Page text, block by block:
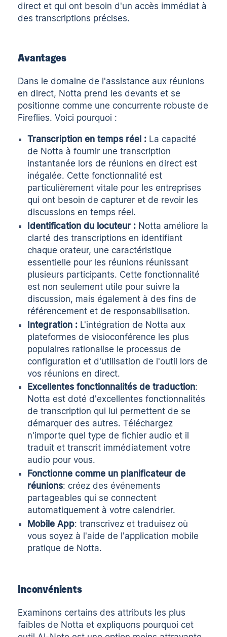
direct et qui ont besoin d'un accès immédiat à
des transcriptions précises.
Avantages
Dans le domaine de l'assistance aux réunions
en direct, Notta prend les devants et se
positionne comme une concurrente robuste de
Fireflies. Voici pourquoi :
Transcription en temps réel : La capacité
de Notta à fournir une transcription
instantanée lors de réunions en direct est
inégalée. Cette fonctionnalité est
particulièrement vitale pour les entreprises
qui ont besoin de capturer et de revoir les
discussions en temps réel.
Identification du locuteur : Notta améliore la
clarté des transcriptions en identifiant
chaque orateur, une caractéristique
essentielle pour les réunions réunissant
plusieurs participants. Cette fonctionnalité
est non seulement utile pour suivre la
discussion, mais également à des fins de
référencement et de responsabilisation.
Integration : L'intégration de Notta aux
plateformes de visioconférence les plus
populaires rationalise le processus de
configuration et d'utilisation de l'outil lors de
vos réunions en direct.
Excellentes fonctionnalités de traduction:
Notta est doté d'excellentes fonctionnalités
de transcription qui lui permettent de se
démarquer des autres. Téléchargez
n'importe quel type de fichier audio et il
traduit et transcrit immédiatement votre
audio pour vous.
Fonctionne comme un planificateur de
réunions: créez des événements
partageables qui se connectent
automatiquement à votre calendrier.
Mobile App: transcrivez et traduisez où
vous soyez à l'aide de l'application mobile
pratique de Notta.
Inconvénients
Examinons certains des attributs les plus
faibles de Notta et expliquons pourquoi cet